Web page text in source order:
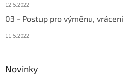
12.5.2022
03 - Postup pro výměnu,
11.5.2022
Novinky